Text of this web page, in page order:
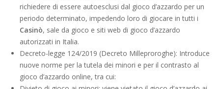
richiedere di essere autoesclusi dal gioco d’azzardo per un
periodo determinato, impedendo loro di giocare in tutti i
Casinò, sale da gioco e siti web di gioco d’azzardo
autorizzati in Italia.
Decreto-legge 124/2019 (Decreto Milleproroghe): Introduce
nuove norme per la tutela dei minori e per il contrasto al
gioco d’azzardo online, tra cui: